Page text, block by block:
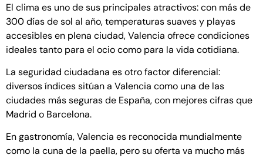
El clima es uno de sus principales atractivos: con más de
300 días de sol al año, temperaturas suaves y playas
accesibles en plena ciudad, Valencia ofrece condiciones
ideales tanto para el ocio como para la vida cotidiana.
La seguridad ciudadana es otro factor diferencial:
diversos índices sitúan a Valencia como una de las
ciudades más seguras de España, con mejores cifras que
Madrid o Barcelona.
En gastronomía, Valencia es reconocida mundialmente
como la cuna de la paella, pero su oferta va mucho más